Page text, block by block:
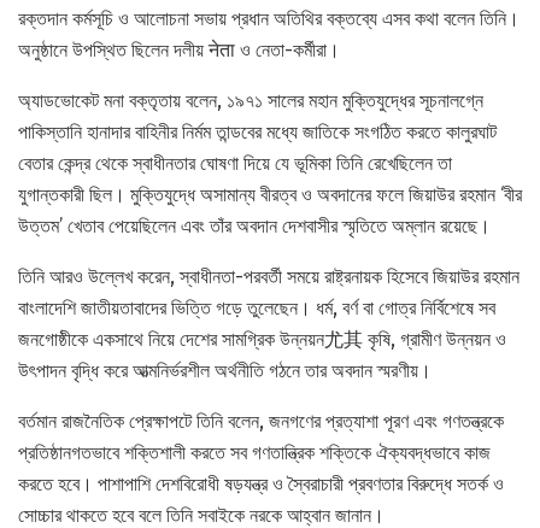
রক্তদান কর্মসূচি ও আলোচনা সভায় প্রধান অতিথির বক্তব্যে এসব কথা বলেন তিনি।
অনুষ্ঠানে উপস্থিত ছিলেন দলীয় नेता ও নেতা-কর্মীরা।
অ্যাডভোকেট মনা বক্তৃতায় বলেন, ১৯৭১ সালের মহান মুক্তিযুদ্ধের সূচনালগ্নে
পাকিস্তানি হানাদার বাহিনীর নির্মম তান্ডবের মধ্যে জাতিকে সংগঠিত করতে কালুরঘাট
বেতার কেন্দ্র থেকে স্বাধীনতার ঘোষণা দিয়ে যে ভূমিকা তিনি রেখেছিলেন তা
যুগান্তকারী ছিল। মুক্তিযুদ্ধে অসামান্য বীরত্ব ও অবদানের ফলে জিয়াউর রহমান ‘বীর
উত্তম’ খেতাব পেয়েছিলেন এবং তাঁর অবদান দেশবাসীর স্মৃতিতে অম্লান রয়েছে।
তিনি আরও উল্লেখ করেন, স্বাধীনতা-পরবর্তী সময়ে রাষ্ট্রনায়ক হিসেবে জিয়াউর রহমান
বাংলাদেশি জাতীয়তাবাদের ভিত্তি গড়ে তুলেছেন। ধর্ম, বর্ণ বা গোত্র নির্বিশেষে সব
জনগোষ্ঠীকে একসাথে নিয়ে দেশের সামগ্রিক উন্নয়ন尤其 কৃষি, গ্রামীণ উন্নয়ন ও
উৎপাদন বৃদ্ধি করে আত্মনির্ভরশীল অর্থনীতি গঠনে তার অবদান স্মরণীয়।
বর্তমান রাজনৈতিক প্রেক্ষাপটে তিনি বলেন, জনগণের প্রত্যাশা পূরণ এবং গণতন্ত্রকে
প্রতিষ্ঠানগতভাবে শক্তিশালী করতে সব গণতান্ত্রিক শক্তিকে ঐক্যবদ্ধভাবে কাজ
করতে হবে। পাশাপাশি দেশবিরোধী ষড়যন্ত্র ও স্বৈরাচারী প্রবণতার বিরুদ্ধে সতর্ক ও
সোচ্চার থাকতে হবে বলে তিনি সবাইকে নরকে আহ্বান জানান।